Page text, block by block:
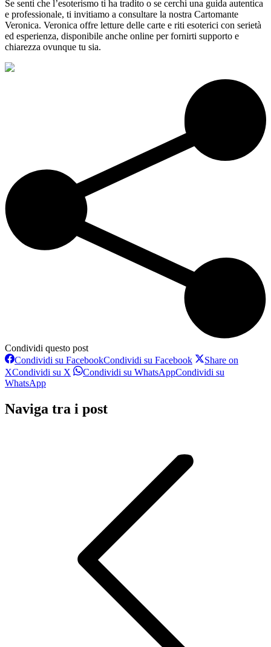
Se senti che l’esoterismo ti ha tradito o se cerchi una guida autentica
e professionale, ti invitiamo a consultare la nostra Cartomante
Veronica. Veronica offre letture delle carte e riti esoterici con serietà
ed esperienza, disponibile anche online per fornirti supporto e
chiarezza ovunque tu sia.
Condividi questo post
Condividi su FacebookCondividi su Facebook
Share on
XCondividi su X Condividi su WhatsAppCondividi su
WhatsApp
Naviga tra i post